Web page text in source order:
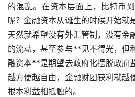
的混乱。在资本层面上，比特币
呢？金融资本从诞生的时候开始就
天然就希望没有外汇管制，没有金
的流动，甚至参与**见不得光，但
融资本**是期望去政府化摆脱政府
越方便越自由，金融财团获利就越
根本利益相抵触的。